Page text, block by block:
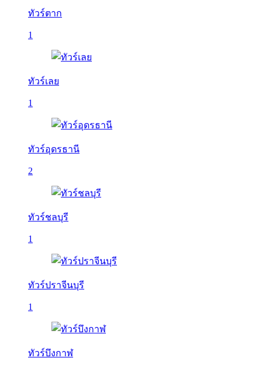
ทัวร์ตาก
1
ทัวร์เลย
1
ทัวร์อุดรธานี
2
ทัวร์ชลบุรี
1
ทัวร์ปราจีนบุรี
1
ทัวร์บึงกาฬ